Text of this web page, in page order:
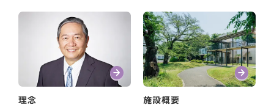
理念 施設概要